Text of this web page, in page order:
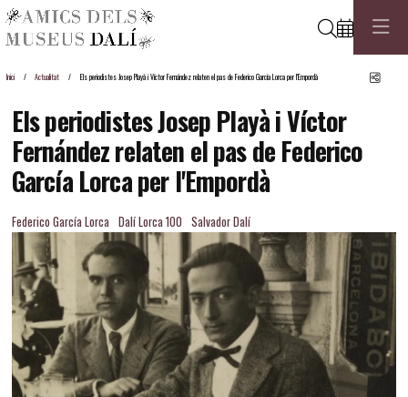
Cerca
Inici Actualitat Els periodistes Josep Playà i Víctor Fernández relaten el pas de Federico García Lorca per l'Empordà
Els periodistes Josep Playà i Víctor
Fernández relaten el pas de Federico
García Lorca per l'Empordà
Federico García Lorca Dalí Lorca 100 Salvador Dalí